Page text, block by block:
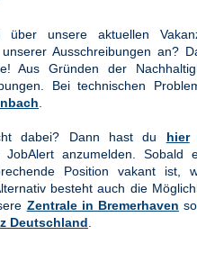
unsere aktuellen
Ausschreibungen an?
Aus Gründen der
Bei technischen
dabei? Dann hast du hier
anzumelden. Sobald
Position vakant ist,
besteht auch die
Zentrale in Bremerhaven
Deutschland